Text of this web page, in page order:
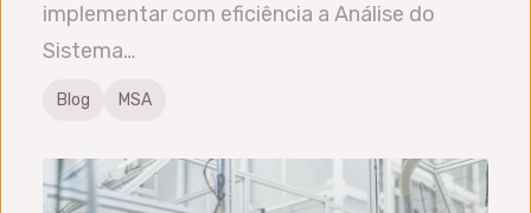
implementar com eficiência a Análise do
Sistema…
Blog MSA